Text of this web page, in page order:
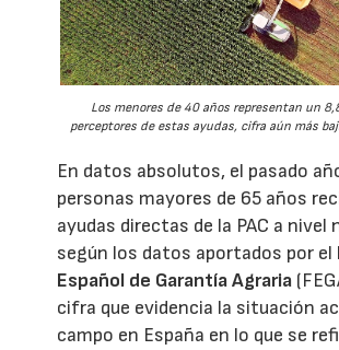
Los menores de 40 años representan un
perceptores de estas ayudas, cifra aún más
En datos absolutos, el pasado
personas mayores de 65 años
ayudas directas de la PAC a nivel
según los datos aportados por el
Español de Garantía Agraria
cifra que evidencia la situación
campo en España en lo que se